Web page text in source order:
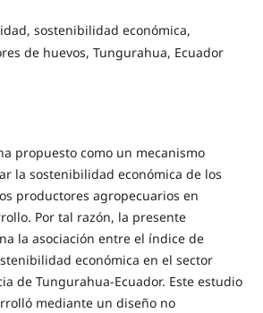
sostenibilidad económica,
de huevos, Tungurahua, Ecuador
propuesto como un mecanismo
la sostenibilidad económica de los
productores agropecuarios en
Por tal razón, la presente
la asociación entre el índice de
económica en el sector
de Tungurahua-Ecuador. Este estudio
mediante un diseño no